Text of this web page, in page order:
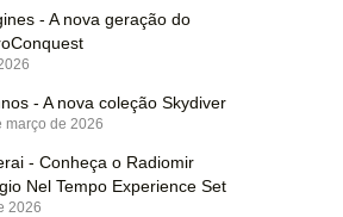
- A nova geração do
- A nova coleção Skydiver
março de 2026
- Conheça o Radiomir
Nel Tempo Experience Set
2026